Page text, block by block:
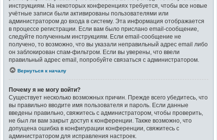
инструкциям. На некоторых конференциях требуется, чтобы все новые
учётные записи были активированы пользователями или
администратором до входа в систему. Эта информация отображается
в процессе регистрации. Если вам было прислано email-сообщение,
следуйте полученным инструкциям. Если email-сообщение не
получено, то возможно, что вы указали неправильный адрес email либо
он заблокирован спам-фильтром. Если вы уверены, что ввели
правильный адрес email, попробуйте связаться с администратором.
Вернуться к началу
Почему я не могу войти?
Существует несколько возможных причин. Прежде всего убедитесь, что
вы правильно вводите имя пользователя и пароль. Если данные
введены правильно, свяжитесь с администратором, чтобы проверить,
не был ли вам закрыт доступ к конференции. Также возможно, что
допущена ошибка в конфигурации конференции, свяжитесь с
администратором для исправления настроек.